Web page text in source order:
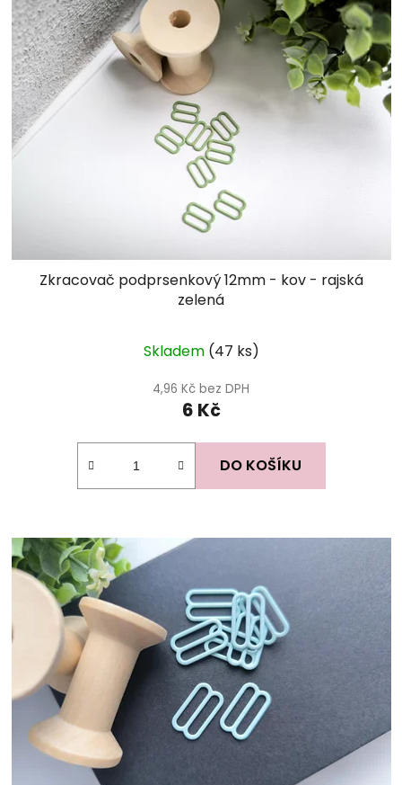
Zkracovač podprsenkový 12mm - kov - rajská
zelená
Skladem (47 ks)
4,96 Kč bez DPH
6 Kč
DO KOŠÍKU